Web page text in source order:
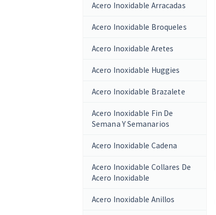
Acero Inoxidable Arracadas
Acero Inoxidable Broqueles
Acero Inoxidable Aretes
Acero Inoxidable Huggies
Acero Inoxidable Brazalete
Acero Inoxidable Fin De
Semana Y Semanarios
Acero Inoxidable Cadena
Acero Inoxidable Collares De
Acero Inoxidable
Acero Inoxidable Anillos